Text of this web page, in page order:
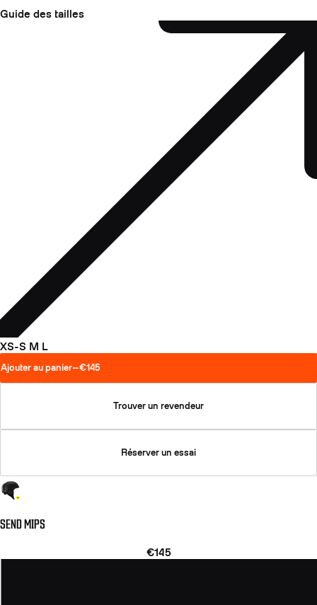
Guide des tailles
XS-S M L
Ajouter au panier—€145
Trouver un revendeur
Réserver un essai
SEND MIPS
€145